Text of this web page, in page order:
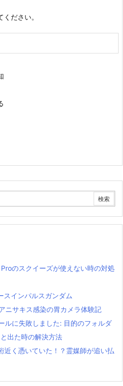
ださい。
のスクイーズが使えない時の対処
インパルスガンダム
ニサキス感染の胃カメラ体験記
ルに失敗しました: 目的のフォルダ
出た時の解決方法
近く憑いていた！？霊媒師が追い払